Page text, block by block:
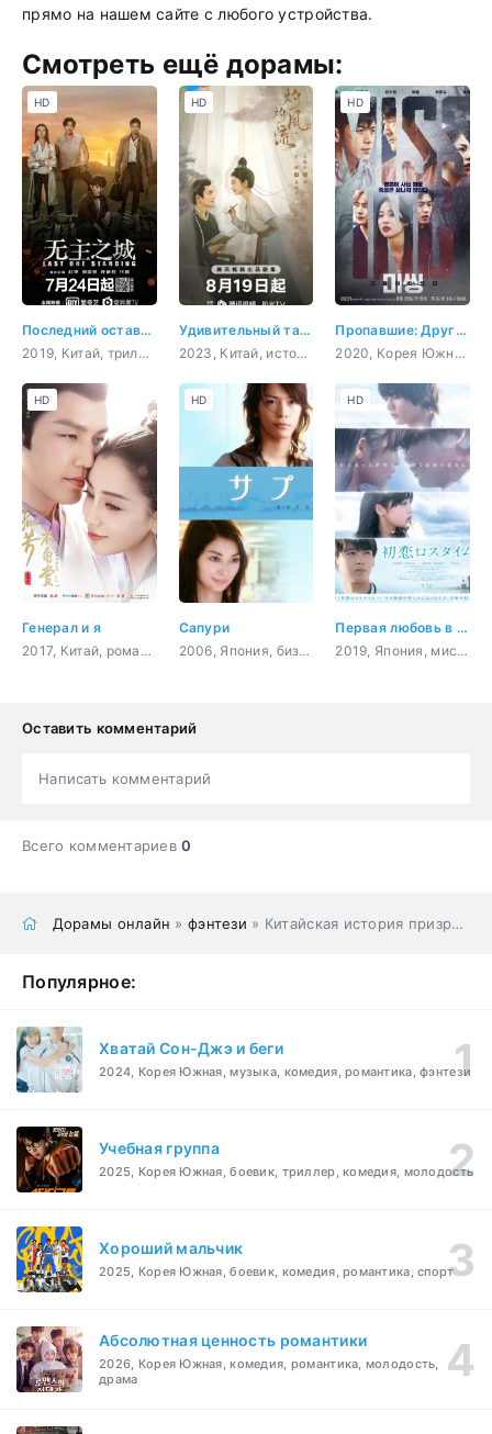
прямо на нашем сайте с любого устройства.
Смотреть ещё дорамы:
Последний оставшийся
2019, Китай, триллер, мистика, sci-fi
HD
Удивительный талант
2023, Китай, история, мистика, романтика, драма
HD
Пропавшие: Другая сторона
2020, Корея Южная, триллер, мистика, сверхъестественное
HD
Генерал и я
2017, Китай, романтика, восточные единоборства, фэнтези, мелодрама
HD
Сапури
2006, Япония, бизнес, романтика
HD
Первая любовь в потерянном времени
2019, Япония, мистика, романтика, драма, фэнтези
HD
Оставить комментарий
Написать комментарий
Всего комментариев0
Дорамы онлайн »фэнтези » Китайская история призраков: Смертная любовь
Популярное:
Хватай Сон-Джэ и беги
2024, Корея Южная, музыка, комедия, романтика, фэнтези
Учебная группа
2025, Корея Южная, боевик, триллер, комедия, молодость
Хороший мальчик
2025, Корея Южная, боевик, комедия, романтика, спорт
Абсолютная ценность романтики
2026, Корея Южная, комедия, романтика, молодость,
драма